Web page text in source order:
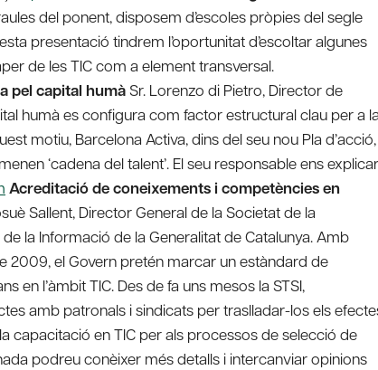
del ponent, disposem d’escoles pròpies del segle
presentació tindrem l’oportunitat d’escoltar algunes
de les TIC com a element transversal.
pel capital humàSr. Lorenzo di Pietro, Director de
humà es configura com factor estructural clau per a la
motiu, Barcelona Activa, dins del seu nou Pla d’acció,
‘cadena del talent’. El seu responsable ens
Acreditació de coneixements i competències en
Sallent, Director General de la Societat de la
la Informació de la Generalitat de Catalunya. Amb
2009, el Govern pretén marcar un estàndard de
en l’àmbit TIC. Des de fa uns mesos la STSI,
amb patronals i sindicats per traslladar-los els
capacitació en TIC per als processos de selecció de
podreu conèixer més detalls i intercanviar opinions